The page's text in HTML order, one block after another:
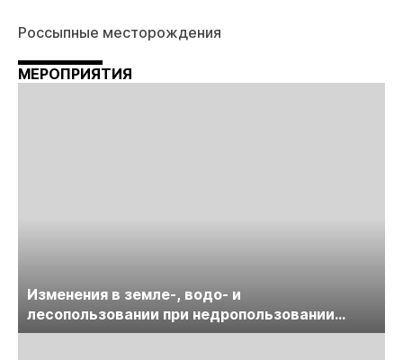
Россыпные месторождения
МЕРОПРИЯТИЯ
Изменения в земле-, водо- и
лесопользовании при недропользовании
обсудят на семинаре «ПравоТЭК»